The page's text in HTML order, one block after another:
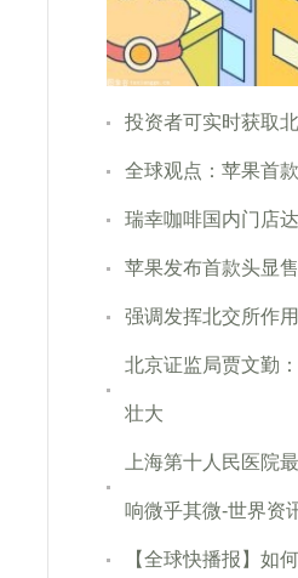
投资者可实时获取
全球观点：苹果首
瑞幸咖啡国内门店
苹果发布首款头显
强调发挥北交所作
北京证监局贾文勤
壮大
上海第十人民医院
响微乎其微-世界资
【全球快播报】如